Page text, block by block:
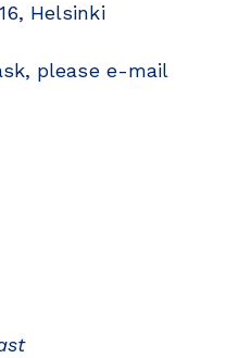
Helsinki
please e-mail